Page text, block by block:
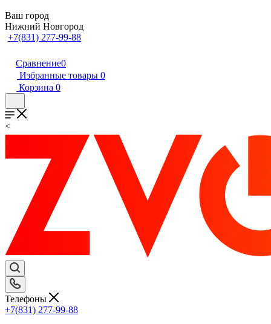
Ваш город
Нижний Новгород
+7(831) 277-99-88
Сравнение0
Избранные товары 0
Корзина 0
<
Телефоны
+7(831) 277-99-88